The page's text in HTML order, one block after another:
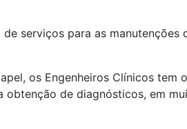
serviços para as manutenções
os Engenheiros Clínicos tem
obtenção de diagnósticos, em